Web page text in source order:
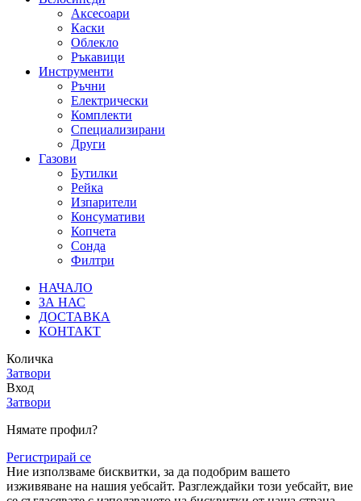
Аксесоари
Каски
Облекло
Ръкавици
Инструменти
Ръчни
Електрически
Комплекти
Специализирани
Други
Газови
Бутилки
Рейка
Изпарители
Консумативи
Копчета
Сонда
Филтри
НАЧАЛО
ЗА НАС
ДОСТАВКА
КОНТАКТ
Количка
Затвори
Вход
Затвори
Нямате профил?
Регистрирай се
Ние използваме бисквитки, за да подобрим вашето
изживяване на нашия уебсайт. Разглеждайки този уебсайт, вие